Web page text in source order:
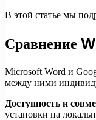
В этой статье мы
Сравнение
Microsoft Word и
между ними
Доступность и
установки на